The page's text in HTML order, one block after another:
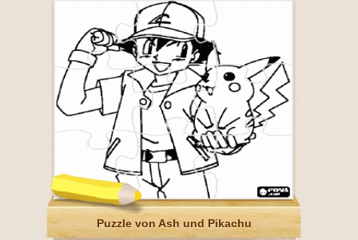
Puzzle von Ash und Pikachu